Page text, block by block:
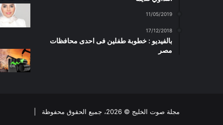
11/05/2019
17/12/2018
بالفيديو : خطوبة طفلين فى احدى محافظات
مصر
مجلة صوت الخليج © 2026، جميع الحقوق محفوظة |